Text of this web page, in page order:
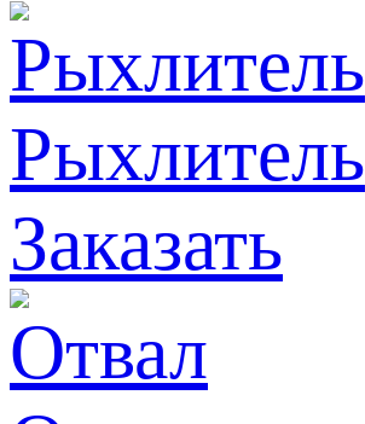
Рыхлитель
Заказать